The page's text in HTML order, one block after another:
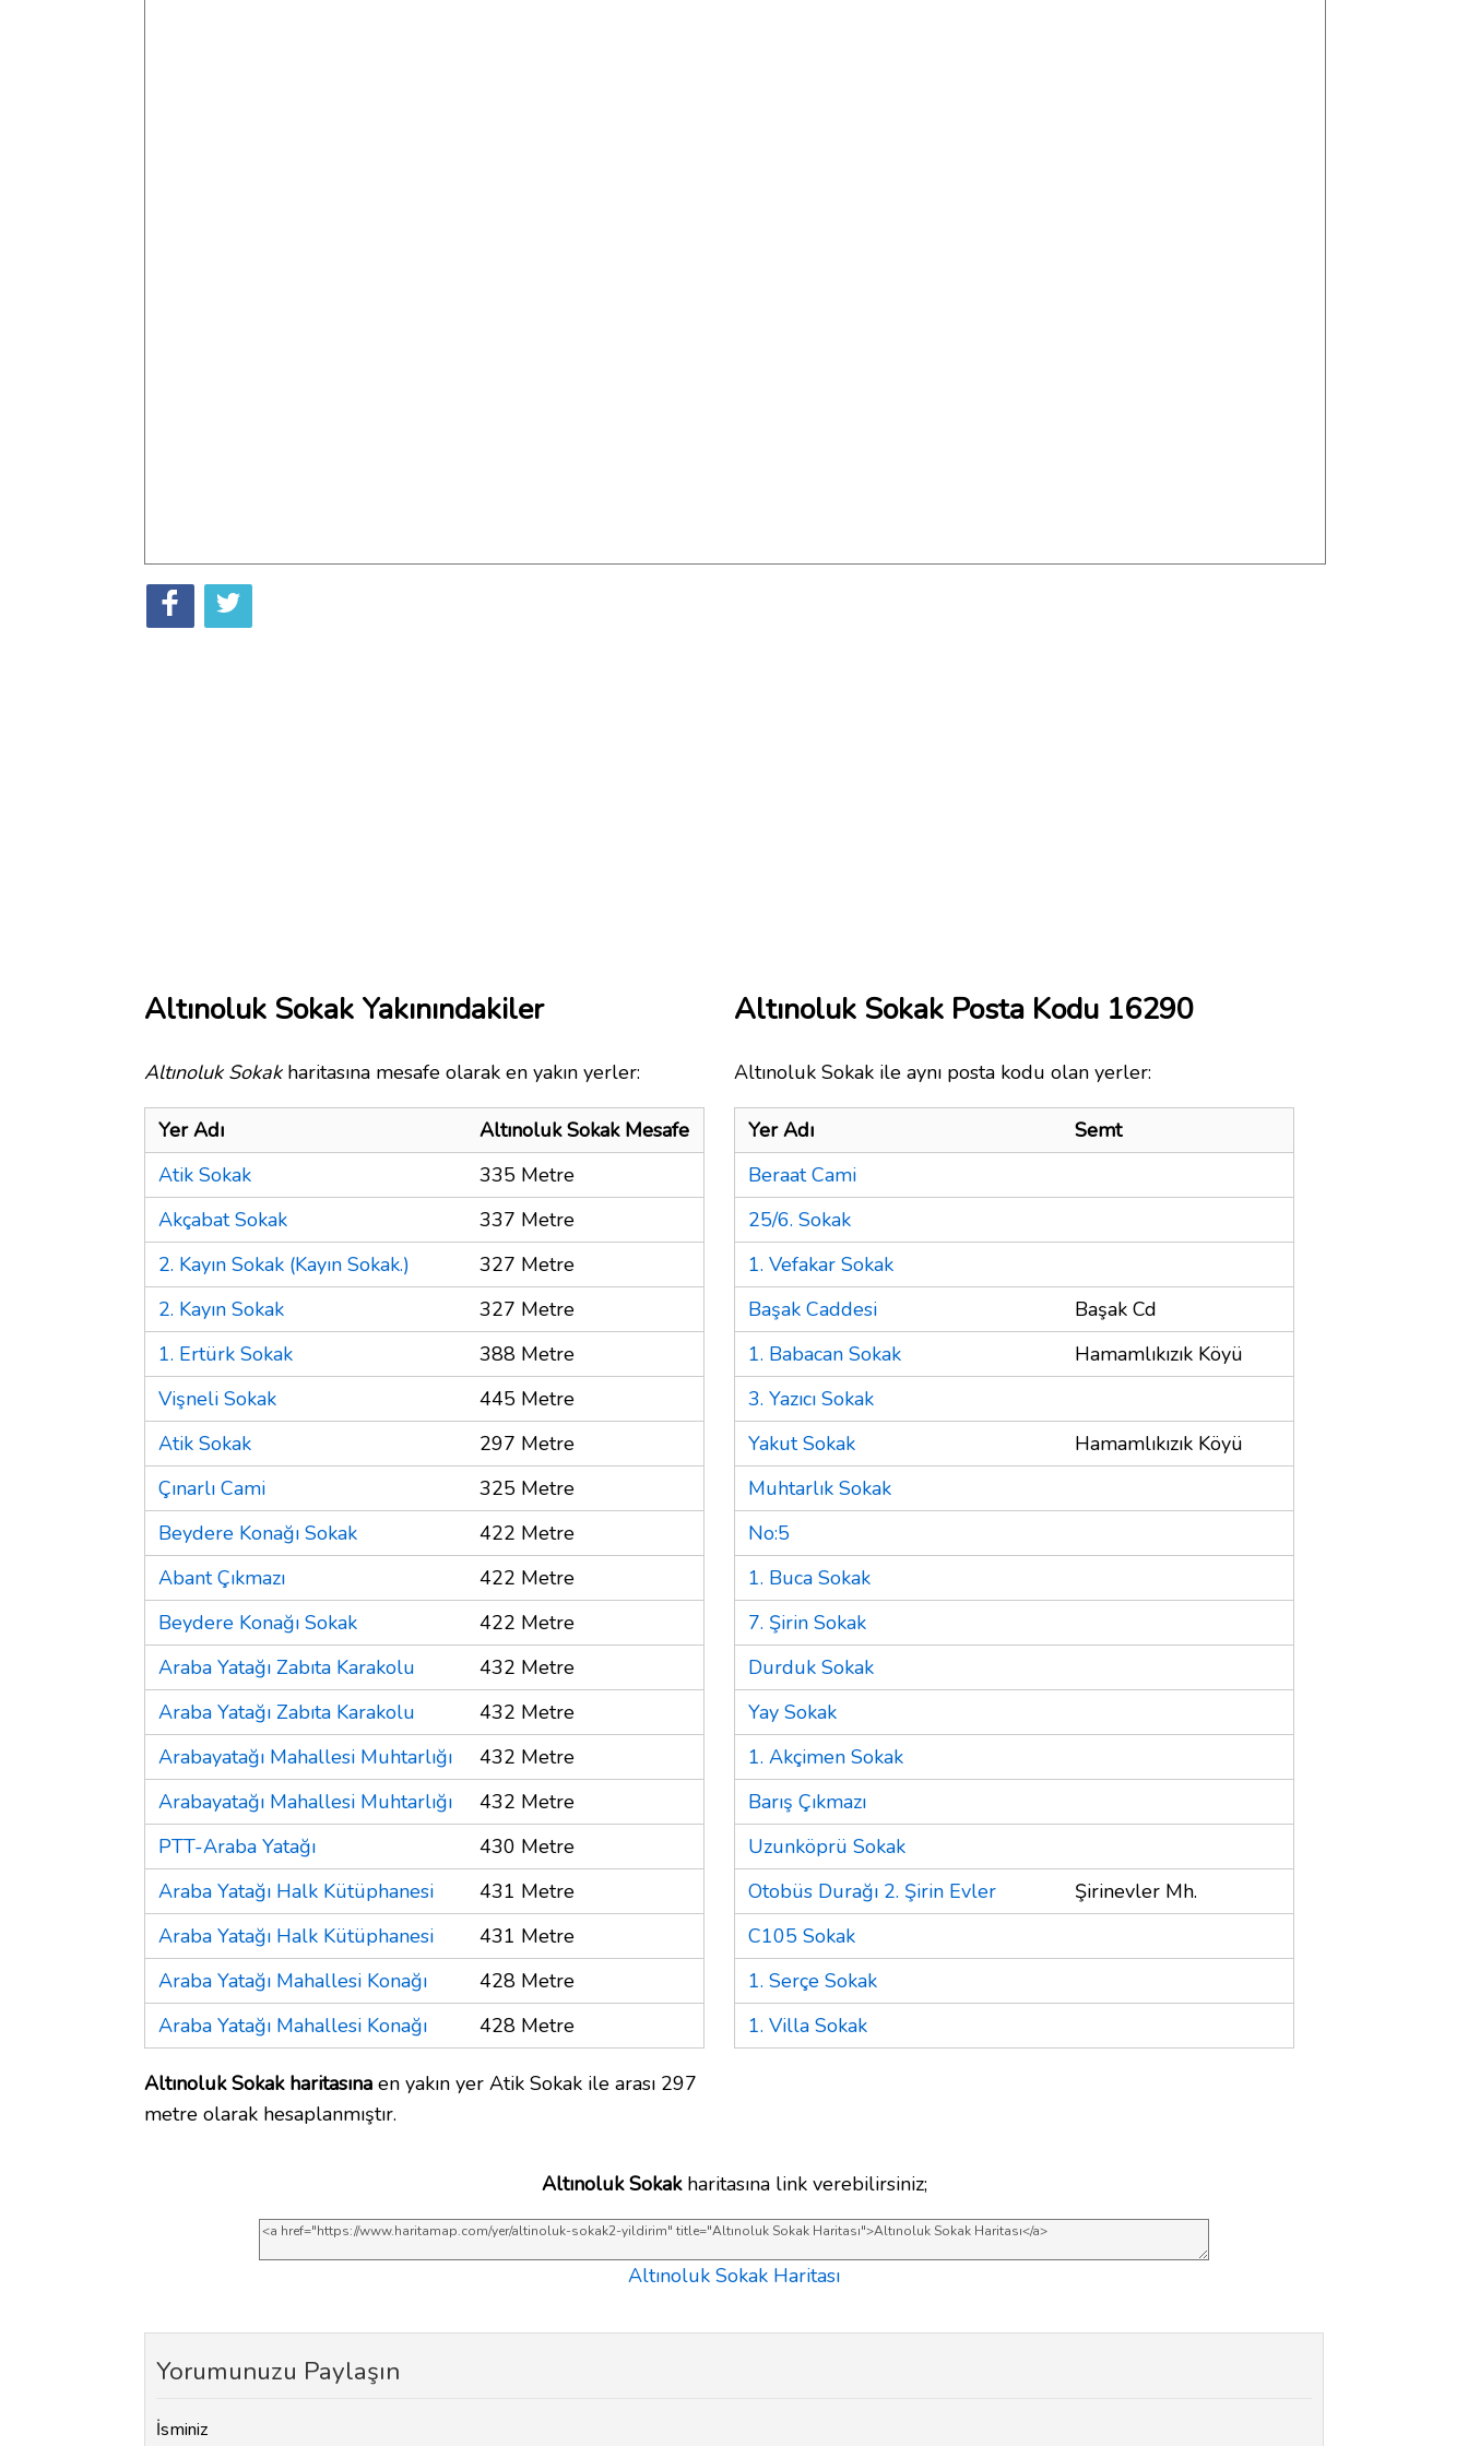
Altınoluk Sokak Yakınındakiler
Altınoluk Sokakharitasına mesafe olarak en yakın yerler:
Yer Adı
Altınoluk Sokak Mesafe
Atik Sokak
335 Metre
Akçabat Sokak
337 Metre
2. Kayın Sokak (Kayın Sokak.)
327 Metre
2. Kayın Sokak
327 Metre
1. Ertürk Sokak
388 Metre
Vişneli Sokak
445 Metre
Atik Sokak
297 Metre
Çınarlı Cami
325 Metre
Beydere Konağı Sokak
422 Metre
Abant Çıkmazı
422 Metre
Beydere Konağı Sokak
422 Metre
Araba Yatağı Zabıta Karakolu
432 Metre
Araba Yatağı Zabıta Karakolu
432 Metre
Arabayatağı Mahallesi Muhtarlığı
432 Metre
Arabayatağı Mahallesi Muhtarlığı
432 Metre
PTT-Araba Yatağı
430 Metre
Araba Yatağı Halk Kütüphanesi
431 Metre
Araba Yatağı Halk Kütüphanesi
431 Metre
Araba Yatağı Mahallesi Konağı
428 Metre
Araba Yatağı Mahallesi Konağı
428 Metre
Altınoluk Sokak haritasına en yakın yer Atik Sokak ile arası 297
metre olarak hesaplanmıştır.
Altınoluk Sokak Posta Kodu 16290
Altınoluk Sokak ile aynı posta kodu olan yerler:
Yer Adı
Semt
Beraat Cami
25/6. Sokak
1. Vefakar Sokak
Başak Caddesi
Başak Cd
1. Babacan Sokak
Hamamlıkızık Köyü
3. Yazıcı Sokak
Yakut Sokak
Hamamlıkızık Köyü
Muhtarlık Sokak
No:5
1. Buca Sokak
7. Şirin Sokak
Durduk Sokak
Yay Sokak
1. Akçimen Sokak
Barış Çıkmazı
Uzunköprü Sokak
Otobüs Durağı 2. Şirin Evler
Şirinevler Mh.
C105 Sokak
1. Serçe Sokak
1. Villa Sokak
Altınoluk Sokakharitasına link verebilirsiniz;
Altınoluk Sokak Haritası
Yorumunuzu Paylaşın
İsminiz